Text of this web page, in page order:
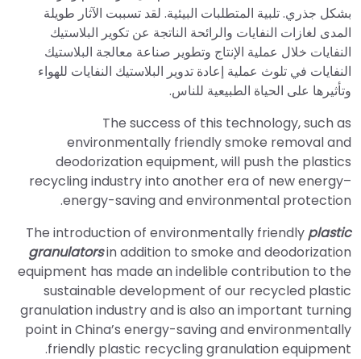
بشكل جذري. تلبية المتطلبات البيئية. لقد تسببت الآثار طويلة
المدى لغازات النفايات والرائحة الناتجة عن تكوير البلاستيك
النفايات خلال عملية الإنتاج وتطوير صناعة معالجة البلاستيك
النفايات في تلوث عملية إعادة تدوير البلاستيك النفايات للهواء
وتأثيرها على الحياة الطبيعية للناس.
The success of this technology, such as
environmentally friendly smoke removal and
deodorization equipment, will push the plastics
recycling industry into another era of new energy–
energy-saving and environmental protection.
The introduction of environmentally friendly plastic
granulatorsin addition to smoke and deodorization
equipment has made an indelible contribution to the
sustainable development of our recycled plastic
granulation industry and is also an important turning
point in China’s energy-saving and environmentally
friendly plastic recycling granulation equipment.